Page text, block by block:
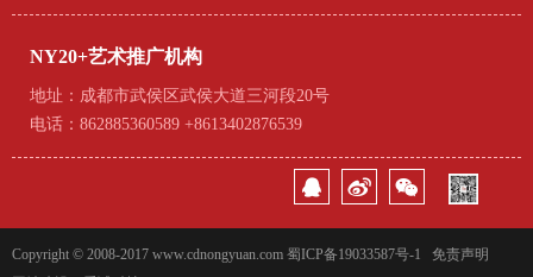
NY20+艺术推广机构
地址：成都市武侯区武侯大道三河段20号
电话：862885360589 +8613402876539
Copyright © 2008-2017 www.cdnongyuan.com 蜀ICP备19033587号-1
免责声明